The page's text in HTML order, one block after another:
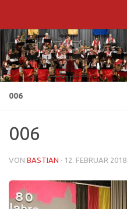
006
006
VON BASTIAN · 12. FEBRUAR 2018